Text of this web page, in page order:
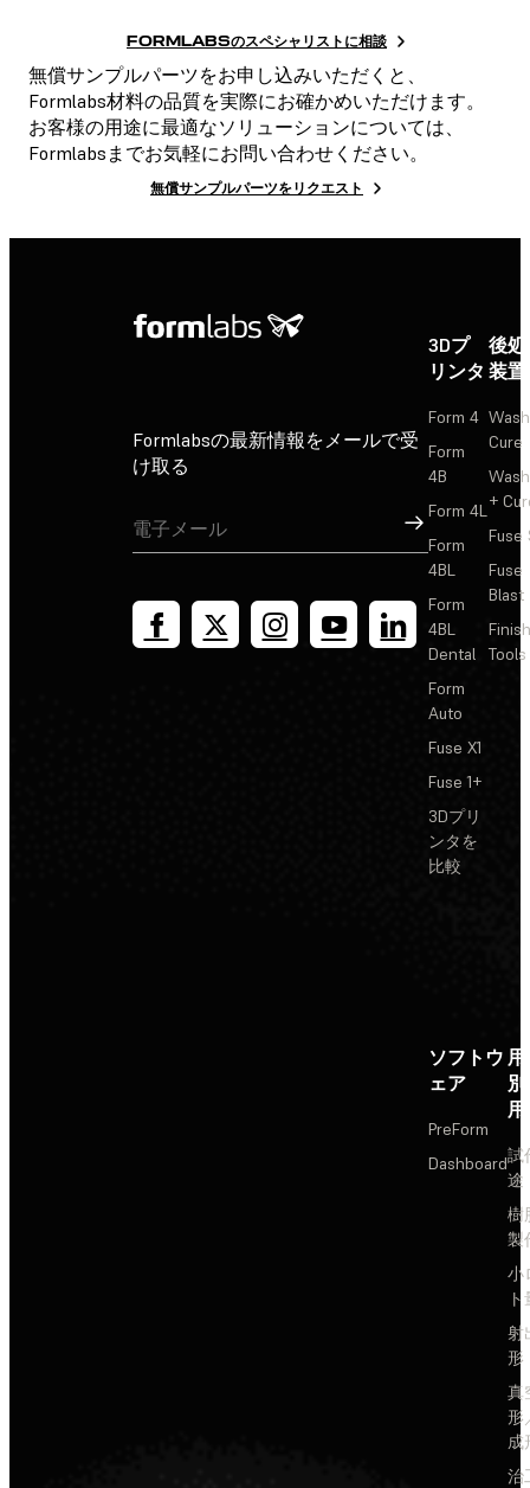
FORMLABSのスペシャリストに相談
無償サンプルパーツをお申し込みいただくと、
Formlabs材料の品質を実際にお確かめいただけます。
お客様の用途に最適なソリューションについては、
Formlabsまでお気軽にお問い合わせください。
無償サンプルパーツをリクエスト
Formlabsの最新情報をメールで受
け取る
サインアップ
3Dプ
リンタ
Form 4
Form
4B
Form 4L
Form
4BL
Form
4BL
Dental
Form
Auto
Fuse X1
Fuse 1+
3Dプリ
ンタを
比較
後
装置
Cure
+
Fuse
Fuse
Blast
Tools
ソフトウ
ェア
PreForm
Dashboard試
途
樹
製
小
射
形
真
形
成
治